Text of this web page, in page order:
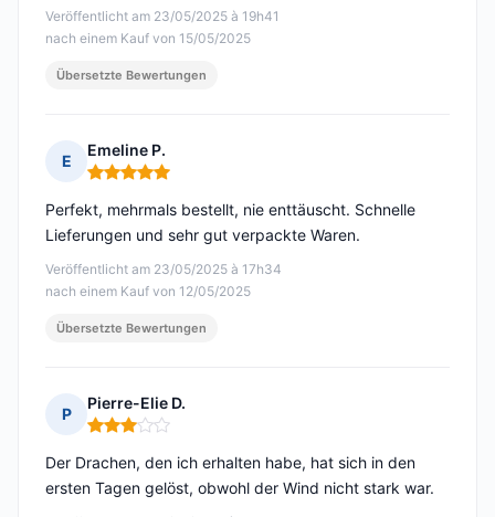
Veröffentlicht am 23/05/2025 à 19h41
nach einem Kauf von 15/05/2025
Übersetzte Bewertungen
E
Emeline P.
Hinweis: 5 von 5
Veröffentlicht am 23/05/2025 à 17h34
nach einem Kauf von 12/05/2025
Perfekt, mehrmals bestellt, nie enttäuscht. Schnelle
Lieferungen und sehr gut verpackte Waren.
Übersetzte Bewertungen
P
Pierre-Elie D.
Hinweis: 3 von 5
Der Drachen, den ich erhalten habe, hat sich in den
ersten Tagen gelöst, obwohl der Wind nicht stark war.